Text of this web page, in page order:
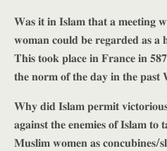
𝐖𝐚𝐬 𝐢𝐭 𝐢𝐧 𝐈𝐬𝐥𝐚𝐦 𝐭𝐡𝐚𝐭 𝐚 𝐦𝐞𝐞𝐭𝐢𝐧𝐠
𝐰𝐨𝐦𝐚𝐧 𝐜𝐨𝐮𝐥𝐝 𝐛𝐞 𝐫𝐞𝐠𝐚𝐫𝐝𝐞𝐝 𝐚𝐬 𝐚
𝐓𝐡𝐢𝐬 𝐭𝐨𝐨𝐤 𝐩𝐥𝐚𝐜𝐞 𝐢𝐧 𝐅𝐫𝐚𝐧𝐜𝐞 𝐢𝐧
𝐭𝐡𝐞 𝐧𝐨𝐫𝐦 𝐨𝐟 𝐭𝐡𝐞 𝐝𝐚𝐲 𝐢𝐧 𝐭𝐡𝐞 𝐩𝐚𝐬𝐭
𝐖𝐡𝐲 𝐝𝐢𝐝 𝐈𝐬𝐥𝐚𝐦 𝐩𝐞𝐫𝐦𝐢𝐭
𝐚𝐠𝐚𝐢𝐧𝐬𝐭 𝐭𝐡𝐞 𝐞𝐧𝐞𝐦𝐢𝐞𝐬 𝐨𝐟 𝐈𝐬𝐥𝐚𝐦
𝐌𝐮𝐬𝐥𝐢𝐦 𝐰𝐨𝐦𝐞𝐧 𝐚𝐬 𝐜𝐨𝐧𝐜𝐮𝐛𝐢𝐧𝐞𝐬/